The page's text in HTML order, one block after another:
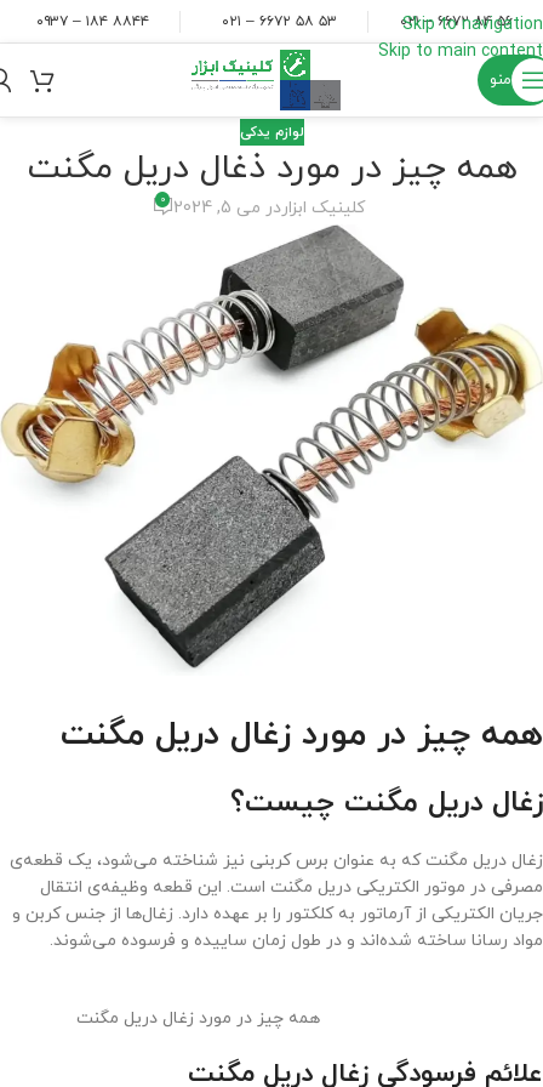
Skip to navigation
Skip to main content
۵۶ ۸۴ ۶۶۷۲ – ۰۲۱ ۵۳ ۵۸ ۶۶۷۲ – ۰۲۱ ۸۸۴۴ ۱۸۴ – ۰۹۳۷
منو
لوازم یدکی
همه چیز در مورد ذغال دریل مگنت
کلینیک ابزاردر می 5, 2024 0
همه چیز در مورد زغال دریل مگنت
زغال دریل مگنت چیست؟
زغال دریل مگنت که به عنوان برس کربنی نیز شناخته می‌شود، یک قطعه‌ی
مصرفی در موتور الکتریکی دریل مگنت است. این قطعه وظیفه‌ی انتقال
جریان الکتریکی از آرماتور به کلکتور را بر عهده دارد. زغال‌ها از جنس کربن و
مواد‌ رسانا ساخته شده‌اند و در طول زمان ساییده و فرسوده می‌شوند.
همه چیز در مورد زغال دریل مگنت
علائم فرسودگی زغال دریل مگنت